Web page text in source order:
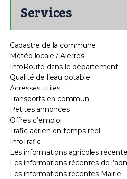
Services
Cadastre de la commune
Météo locale / Alertes
InfoRoute dans le département
Qualité de l’eau potable
Adresses utiles
Transports en commun
Petites annonces
Offres d’emploi
Trafic aérien en temps réel
InfoTrafic
Les informations agricoles
Les informations récentes de
Les informations récentes Mairie